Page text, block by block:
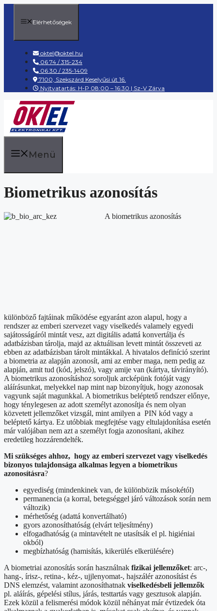
Kilépés
tartalombaElérhetőségek
oktel@oktel.hu
06 74 / 315-234
06 30 / 235-1409
7100, Szekszárd Keselyűsi út 16.
Nyitvatartás: H-P 08:00 – 16:30 | Sz-V Zárva
Menü
Biometrikus azonosítás
A biometrikus azonosítás
különböző fajtáinak működése egyaránt azon alapul, hogy a
rendszer az emberi szervezet vagy viselkedés valamely egyedi
sajátosságáról mintát vesz, azt digitális adattá konvertálja és
adatbázisban tárolja, majd az aktuálisan levett mintát összeveti az
ebben az adatbázisban tárolt mintákkal. A hivatalos definíció szerint
a biometria az alapján azonosít, ami az ember maga, nem pedig az
alapján, amit tud (kód, jelszó), vagy amije van (kártya, távirányító).
A biometrikus azonosításhoz soroljuk arcképünk fotóját vagy
aláírásunkat, melyekkel nap mint nap bizonyítjuk, hogy azonosak
vagyunk saját magunkkal. A biometrikus beléptető rendszer előnye,
hogy ténylegesen az adott személyt azonosítja és nem olyan
közvetett jellemzőket vizsgál, mint amilyen a PIN kód vagy a
beléptető kártya. Ez utóbbiak megfejtése vagy eltulajdonítása esetén
már valójában nem azt a személyt fogja azonosítani, akihez
eredetileg hozzárendelték.
Mi szükséges ahhoz, hogy az emberi szervezet vagy viselkedés
bizonyos tulajdonsága alkalmas legyen a biometrikus
azonosításra?
egyediség (mindenkinek van, de különbözik másokétól)
permanencia (a korral, betegséggel járó változások során nem
változik)
mérhetőség (adattá konvertálható)
gyors azonosíthatóság (elvárt teljesítmény)
elfogadhatóság (a mintavételt ne utasítsák el pl. higiéniai
okból)
megbízhatóság (hamisítás, kikerülés elkerülésére)
A biometriai azonosítás során használnak fizikai jellemzőket: arc-,
hang-, írisz-, retina-, kéz-, ujjlenyomat-, hajszálér azonosítást és
DNS elemzést, valamint azonosíthatnak viselkedésbeli jellemzők
pl. aláírás, gépelési stílus, járás, testtartás vagy gesztusok alapján.
Ezek közül a felismerési módok közül néhányat már évtizedek óta